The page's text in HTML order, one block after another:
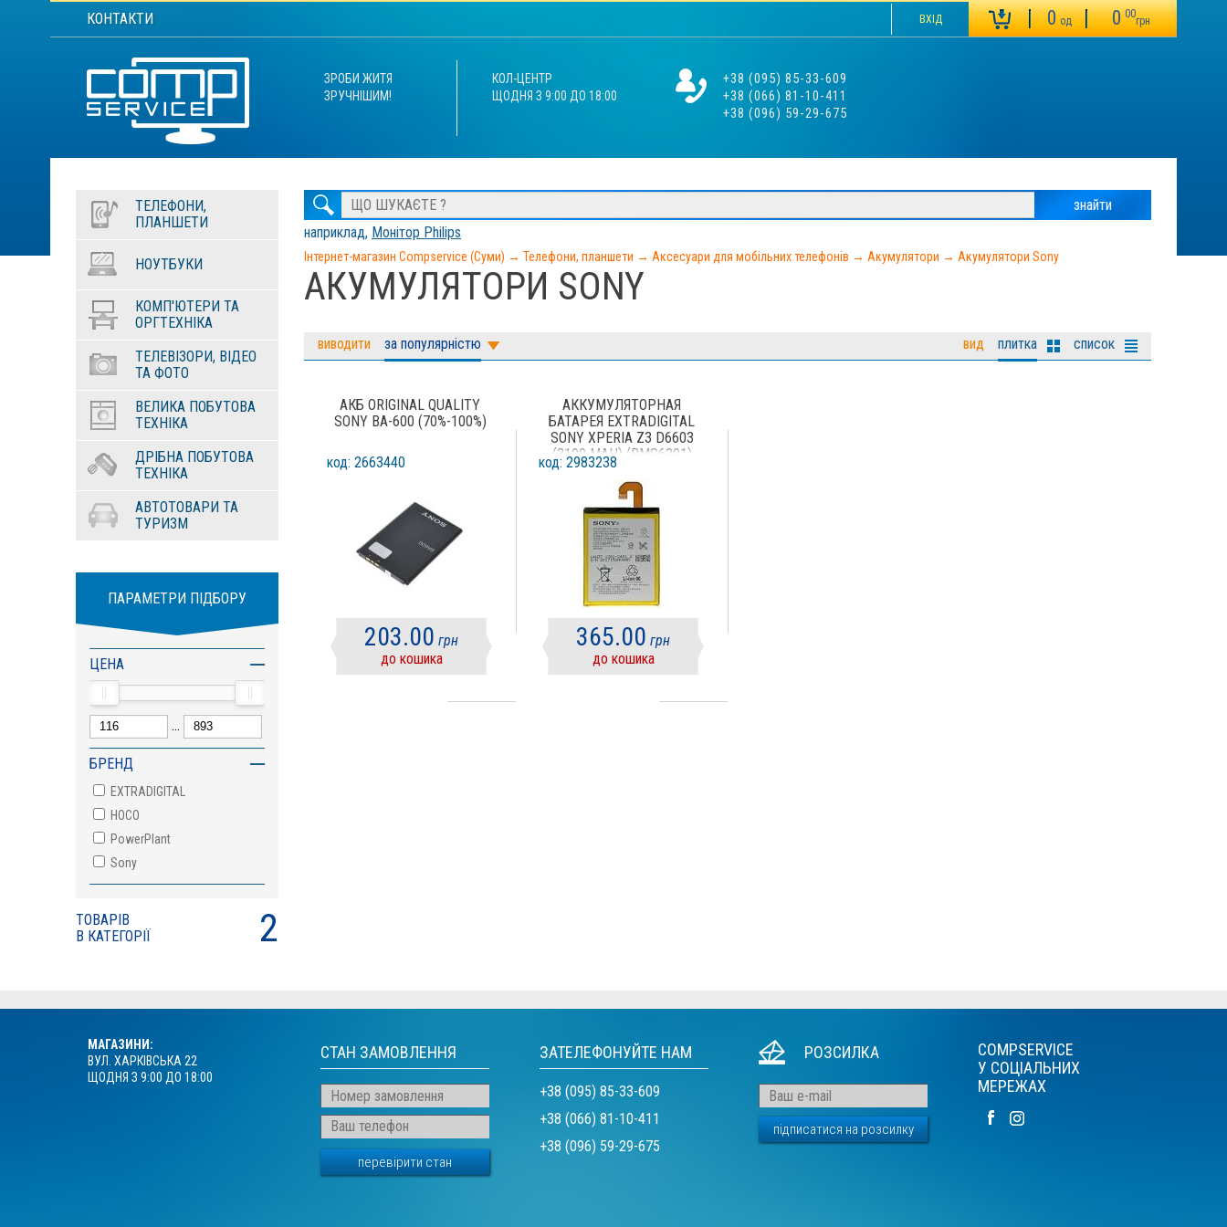
КОНТАКТИ ВХІД 0од 000
грн
ЗРОБИ ЖИТЯ
ЗРУЧНІШИМ!
КОЛ-ЦЕНТР
ЩОДНЯ З 9:00 ДО 18:00
+38 (095) 85-33-609
+38 (066) 81-10-411
+38 (096) 59-29-675
наприклад, Монітор Philips
ТЕЛЕФОНИ,
ПЛАНШЕТИ
НОУТБУКИ
КОМП'ЮТЕРИ ТА
ОРГТЕХНІКА
ТЕЛЕВІЗОРИ, ВІДЕО
ТА ФОТО
ВЕЛИКА ПОБУТОВА
ТЕХНІКА
ДРІБНА ПОБУТОВА
ТЕХНІКА
АВТОТОВАРИ ТА
ТУРИЗМ
ПАРАМЕТРИ ПІДБОРУ
ЦЕНА
...
БРЕНД
EXTRADIGITAL
HOCO
PowerPlant
Sony
ТОВАРІВ
В КАТЕГОРІЇ
2
Інтернет-магазин Compservice (Суми) → Телефони, планшети → Аксесуари для мобільних телефонів → Акумулятори → Акумулятори Sony
АКУМУЛЯТОРИ SONY
виводити за популярністю вид плитка список
АКБ ORIGINAL QUALITY
SONY BA-600 (70%-100%)
код: 2663440
203.00 грн
до кошика
АККУМУЛЯТОРНАЯ
БАТАРЕЯ EXTRADIGITAL
SONY XPERIA Z3 D6603
(3100 MAH) (BMS6391)
код: 2983238
365.00 грн
до кошика
МАГАЗИНИ:
ВУЛ. ХАРКІВСЬКА 22
ЩОДНЯ З 9:00 ДО 18:00
СТАН ЗАМОВЛЕННЯ ЗАТЕЛЕФОНУЙТЕ НАМ
+38 (095) 85-33-609
+38 (066) 81-10-411
+38 (096) 59-29-675
РОЗСИЛКА
COMPSERVICE
У СОЦІАЛЬНИХ
МЕРЕЖАХ